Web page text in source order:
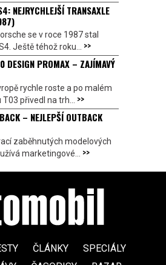
NEJRYCHLEJŠÍ TRANSAXLE
se v roce 1987 stal
Ještě téhož roku... >>
DESIGN PROMAX – ZAJÍMAVÝ
rychle roste a po malém
přivedl na trh... >>
– NEJLEPŠÍ OUTBACK
zaběhnutých modelových
marketingové... >>
ČLÁNKY
SPECIÁLY